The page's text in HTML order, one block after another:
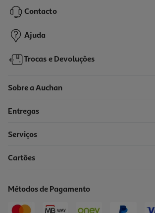
3,99 €
Contacto
Ajuda
Trocas e Devoluções
Sobre a Auchan
Entregas
Serviços
Cartões
Métodos de Pagamento